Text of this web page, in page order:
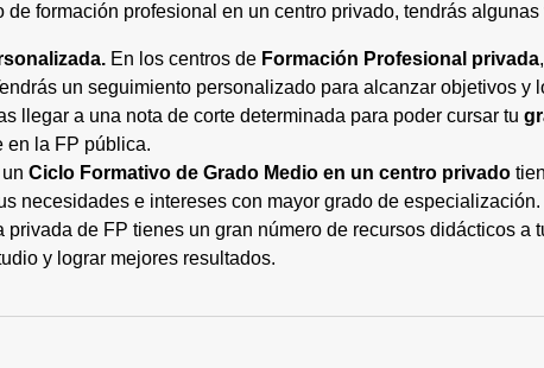
de formación profesional en un centro privado, tendrás
En los centros de Formación Profesional privada
un seguimiento personalizado para alcanzar objetivos y
llegar a una nota de corte determinada para poder cursar tu
en la FP pública.
Ciclo Formativo de Grado Medio en un centro privado
necesidades e intereses con mayor grado de especialización.
privada de FP tienes un gran número de recursos didácticos a
y lograr mejores resultados.